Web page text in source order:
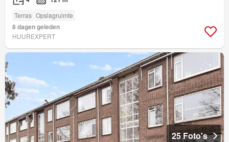
Terras Opslagruimte
8 dagen geleden
HUUREXPERT
25 Foto's